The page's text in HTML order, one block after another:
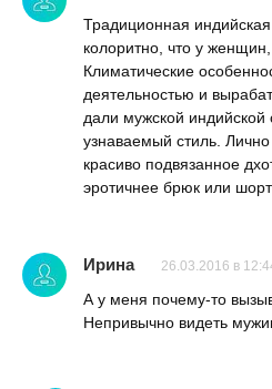
Традиционная
колоритно, что у женщин,
Климатические
деятельностью и
дали мужской индийской
узнаваемый стиль.
красиво подвязанное
эротичнее брюк или
Ирина 26.03.2016 в
А у меня почему-то
Непривычно видеть